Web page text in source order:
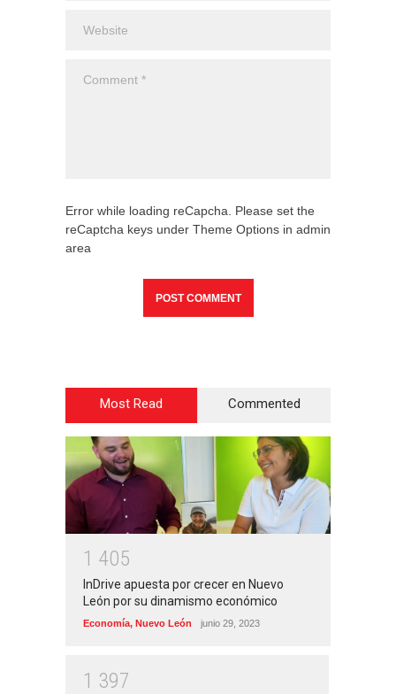
Error while loading reCapcha. Please set the
reCaptcha keys under Theme Options in admin
area
Most Read Commented
1 405
InDrive apuesta por crecer en Nuevo
León por su dinamismo económico
Economía, Nuevo León junio 29, 2023
1 397